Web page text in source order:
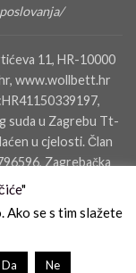
11, HR-10000
www.wollbett.hr
suda u Zagrebu Tt-
u cjelosti. Član
Zagrebačka
SALON ZADAR
"
Ako se s tim slažete
Da Ne